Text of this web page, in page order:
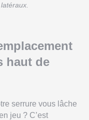
haut de
serrure vous lâche
jeu ? C’est